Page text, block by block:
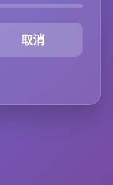
取消